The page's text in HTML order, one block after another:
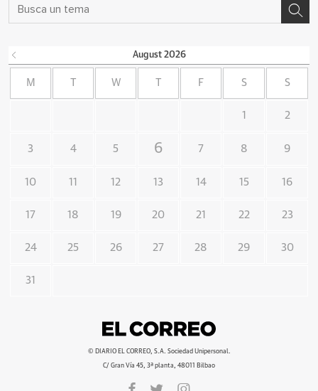
August 2026
M W F S S
1 2
3 4 5 6 7 8 9
10 11 12 13 14 15 16
17 18 19 20 21 22 23
24 25 26 27 28 29 30
31
© DIARIO EL CORREO, S.A. Sociedad Unipersonal.
C/ Gran Vía 45, 3ª planta, 48011 Bilbao